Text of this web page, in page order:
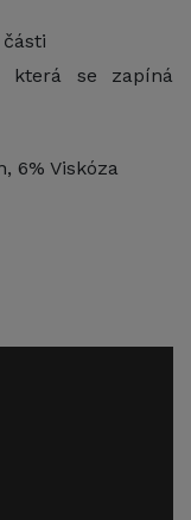
která se zapíná
6% Viskóza